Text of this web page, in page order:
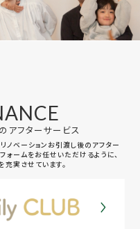
アフターサービス
ノベーションお引渡し後のアフター
ォームをお任せいただけるように、
充実させています。